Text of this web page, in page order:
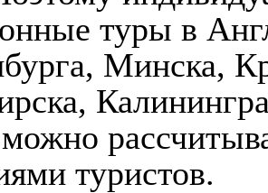
туры в
Минска,
туристов.